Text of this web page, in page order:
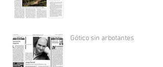
Gótico sin arbotantes